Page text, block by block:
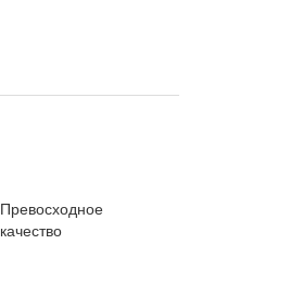
Превосходное
качество